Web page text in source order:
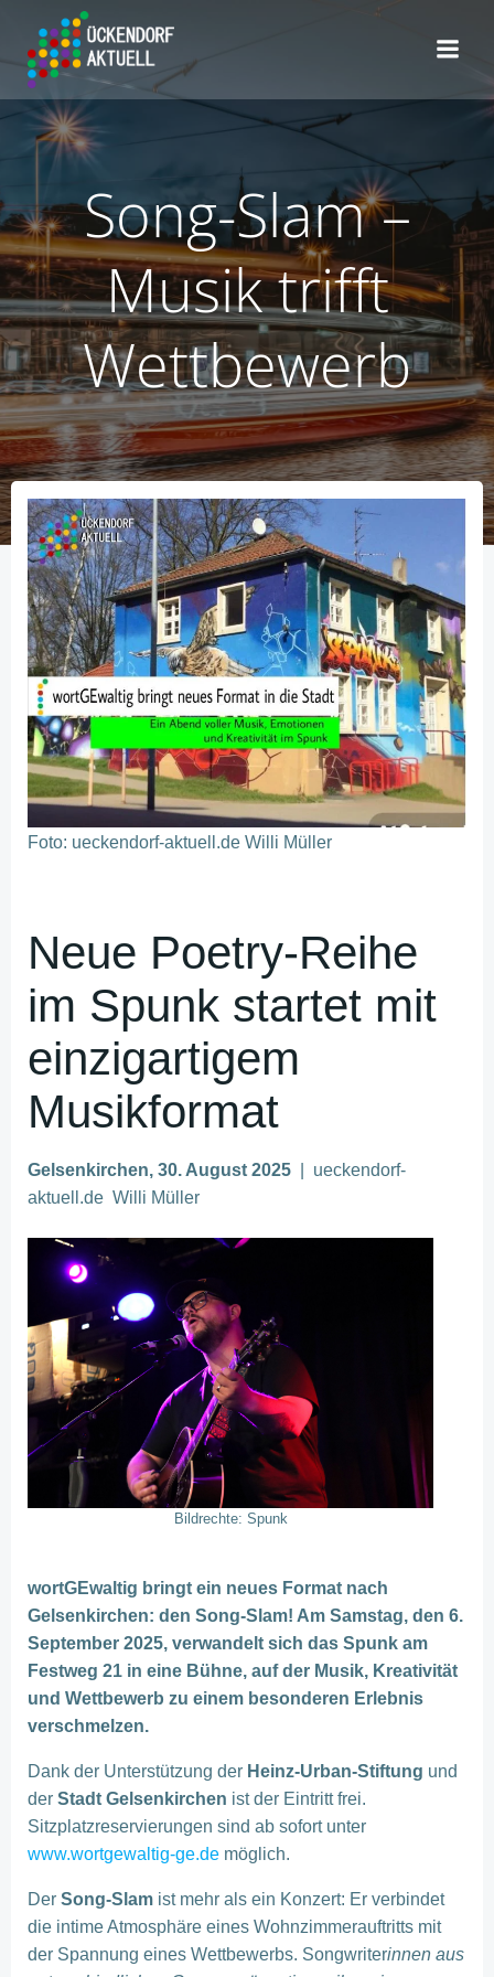
Song-Slam –
Musik trifft
Wettbewerb
Foto: ueckendorf-aktuell.de Willi Müller
Neue Poetry-Reihe
im Spunk startet mit
einzigartigem
Musikformat
Gelsenkirchen, 30. August 2025 | ueckendorf-
aktuell.de Willi Müller
Bildrechte: Spunk
wortGEwaltig bringt ein neues Format nach
Gelsenkirchen: den Song-Slam! Am Samstag, den 6.
September 2025, verwandelt sich das Spunk am
Festweg 21 in eine Bühne, auf der Musik, Kreativität
und Wettbewerb zu einem besonderen Erlebnis
verschmelzen.
Dank der Unterstützung der Heinz-Urban-Stiftung und
der Stadt Gelsenkirchen ist der Eintritt frei.
Sitzplatzreservierungen sind ab sofort unter
www.wortgewaltig-ge.de möglich.
Der Song-Slam ist mehr als ein Konzert: Er verbindet
die intime Atmosphäre eines Wohnzimmerauftritts mit
der Spannung eines Wettbewerbs. Songwriterinnen aus